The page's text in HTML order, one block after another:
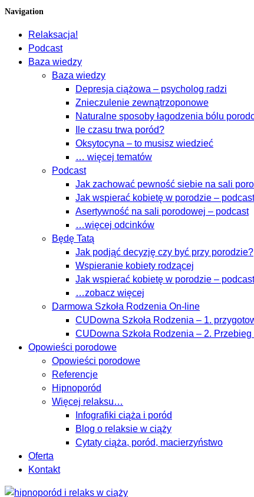
Navigation
Relaksacja!
Podcast
Baza wiedzy
Baza wiedzy
Depresja ciążowa – psycholog radzi
Znieczulenie zewnątrzoponowe
Naturalne sposoby łagodzenia bólu
Ile czasu trwa poród?
Oksytocyna – to musisz wiedzieć
… więcej tematów
Podcast
Jak zachować pewność siebie na sali
Jak wspierać kobietę w porodzie –
Asertywność na sali porodowej – podcast
…więcej odcinków
Będę Tatą
Jak podjąć decyzję czy być przy porodzie?
Wspieranie kobiety rodzącej
Jak wspierać kobietę w porodzie – podcast
…zobacz więcej
Darmowa Szkoła Rodzenia On-line
CUDowna Szkoła Rodzenia – 1.
CUDowna Szkoła Rodzenia – 2.
Opowieści porodowe
Opowieści porodowe
Referencje
Hipnoporód
Więcej relaksu…
Infografiki ciąża i poród
Blog o relaksie w ciąży
Cytaty ciąża, poród, macierzyństwo
Oferta
Kontakt